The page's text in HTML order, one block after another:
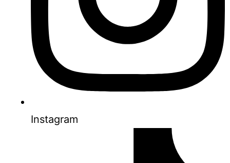
Instagram